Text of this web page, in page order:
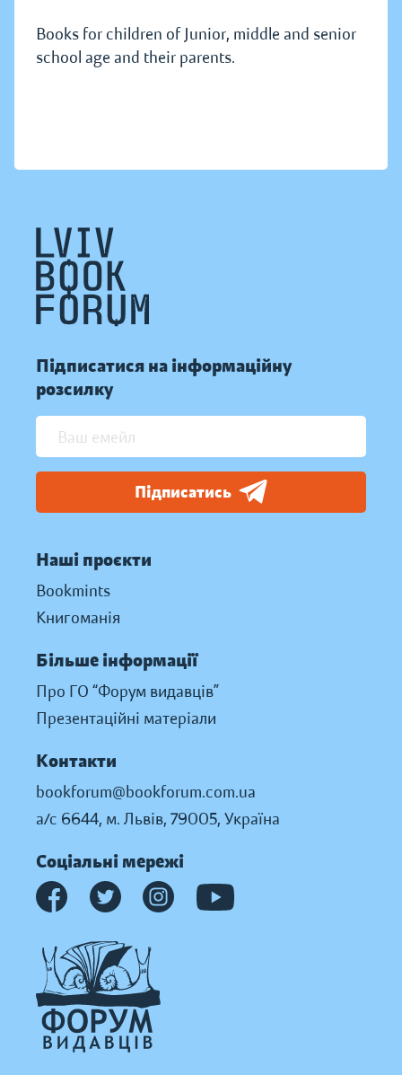
Books for children of Junior, middle and senior
school age and their parents.
Підписатися на інформаційну
розсилку
Підписатись
Наші проєкти
Bookmints
Книгоманія
Більше інформації
Про ГО “Форум видавців”
Презентаційні матеріали
Контакти
bookforum@bookforum.com.ua
а/с 6644, м. Львів, 79005, Україна
Соціальні мережі